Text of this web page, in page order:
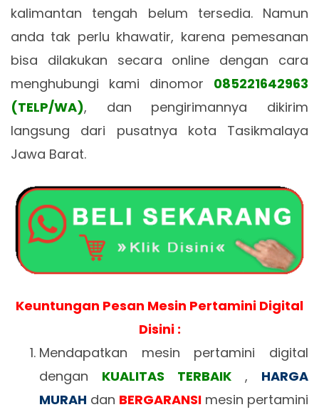
kalimantan tengah belum tersedia. Namun
anda tak perlu khawatir, karena pemesanan
bisa dilakukan secara online dengan cara
menghubungi kami dinomor 085221642963
(TELP/WA), dan pengirimannya dikirim
langsung dari pusatnya kota Tasikmalaya
Jawa Barat.
Keuntungan Pesan Mesin Pertamini Digital
Disini :
Mendapatkan mesin pertamini digital
dengan KUALITAS TERBAIK , HARGA
MURAH dan BERGARANSI mesin pertamini